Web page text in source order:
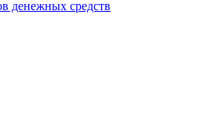
денежных средств